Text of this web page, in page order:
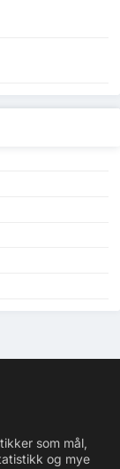
som mål,
og mye